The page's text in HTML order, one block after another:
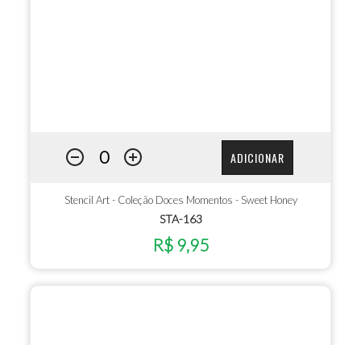
ADICIONAR
Stencil Art - Coleção Doces Momentos - Sweet Honey
STA-163
R$ 9,95